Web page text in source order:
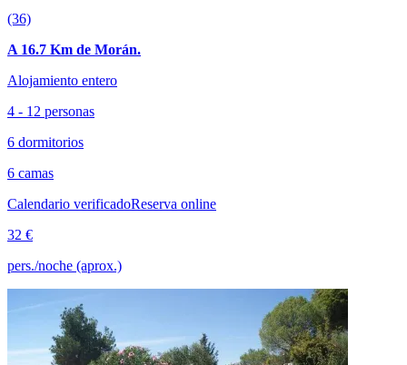
(36)
A 16.7 Km de Morán.
Alojamiento entero
4 - 12 personas
6 dormitorios
6 camas
Calendario verificadoReserva online
32 €
pers./noche (aprox.)